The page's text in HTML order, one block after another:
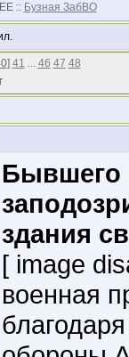
:: Бузная ЗабВО
] 41 ... 46 47 48
Бывшего
здания
[ image
военная